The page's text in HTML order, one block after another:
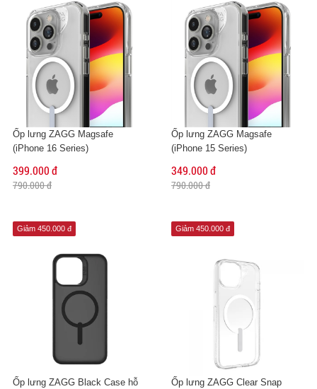
Ốp lưng ZAGG Magsafe
(iPhone 16 Series)
399.000 đ
790.000 đ
Ốp lưng ZAGG Magsafe
(iPhone 15 Series)
349.000 đ
790.000 đ
Giảm 450.000 đ
Ốp lưng ZAGG Black Case hỗ
Giảm 450.000 đ
Ốp lưng ZAGG Clear Snap